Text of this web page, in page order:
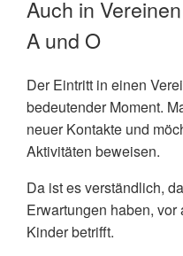
Auch in
A und O
Der Eintritt in einen
bedeutender Moment.
neuer Kontakte und
Aktivitäten beweisen.
Da ist es verständlich,
Erwartungen haben,
Kinder betrifft.